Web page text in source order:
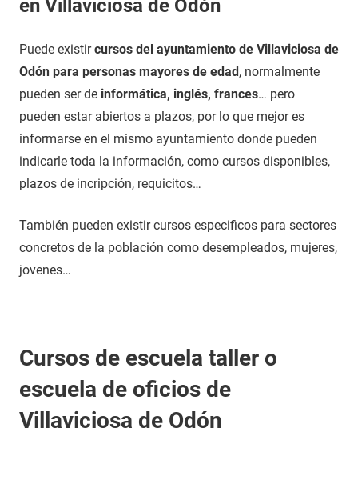
en Villaviciosa de Odón
Puede existircursos del ayuntamiento de Villaviciosa de
Odón para personas mayores de edad, normalmente
pueden ser de informática, inglés, frances… pero
pueden estar abiertos a plazos, por lo que mejor es
informarse en el mismo ayuntamiento donde pueden
indicarle toda la información, como cursos disponibles,
plazos de incripción, requicitos…
También pueden existir cursos especificos para sectores
concretos de la población como desempleados, mujeres,
jovenes…
Cursos de escuela taller o
escuela de oficios de
Villaviciosa de Odón